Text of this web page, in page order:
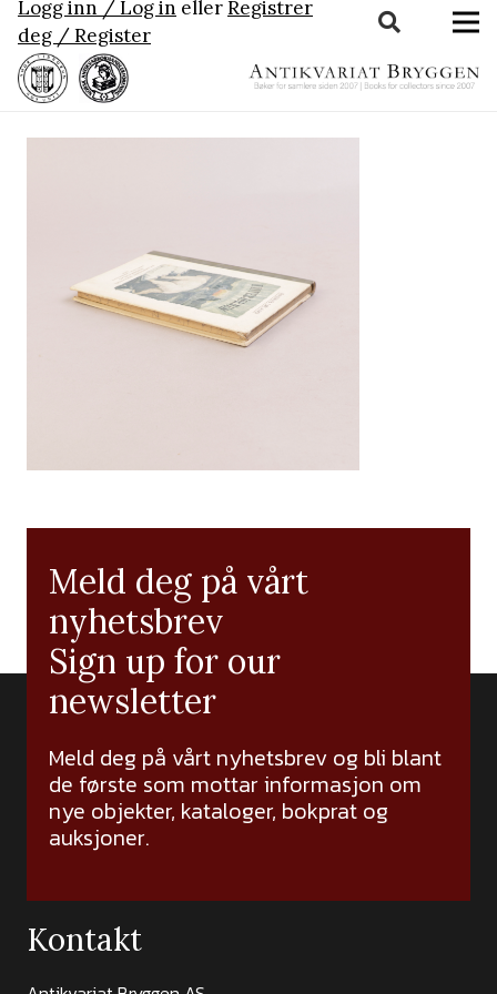
Logg inn / Log in ellerRegistrer
deg / Register
Meld deg på vårt
nyhetsbrev
Sign up for our
newsletter
Meld deg på vårt nyhetsbrev og bli blant
de første som mottar informasjon om
nye objekter, kataloger, bokprat og
auksjoner.
Kontakt